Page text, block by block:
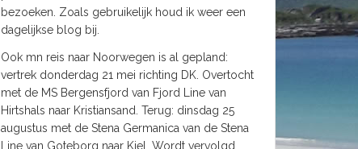
bezoeken. Zoals gebruikelijk houd ik weer een
dagelijkse blog bij.
Ook mn reis naar Noorwegen is al gepland:
vertrek donderdag 21 mei richting DK. Overtocht
met de MS Bergensfjord van Fjord Line van
Hirtshals naar Kristiansand. Terug: dinsdag 25
augustus met de Stena Germanica van de Stena
Line van Goteborg naar Kiel. Wordt vervolgd.